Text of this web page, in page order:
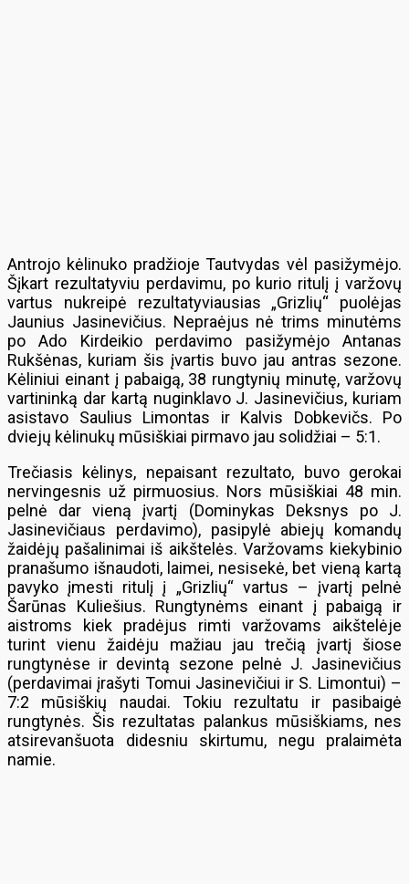
Antrojo kėlinuko pradžioje Tautvydas vėl pasižymėjo.
Šįkart rezultatyviu perdavimu, po kurio ritulį į varžovų
vartus nukreipė rezultatyviausias „Grizlių“ puolėjas
Jaunius Jasinevičius. Nepraėjus nė trims minutėms
po Ado Kirdeikio perdavimo pasižymėjo Antanas
Rukšėnas, kuriam šis įvartis buvo jau antras sezone.
Kėliniui einant į pabaigą, 38 rungtynių minutę, varžovų
vartininką dar kartą nuginklavo J. Jasinevičius, kuriam
asistavo Saulius Limontas ir Kalvis Dobkevičs. Po
dviejų kėlinukų mūsiškiai pirmavo jau solidžiai – 5:1.
Trečiasis kėlinys, nepaisant rezultato, buvo gerokai
nervingesnis už pirmuosius. Nors mūsiškiai 48 min.
pelnė dar vieną įvartį (Dominykas Deksnys po J.
Jasinevičiaus perdavimo), pasipylė abiejų komandų
žaidėjų pašalinimai iš aikštelės. Varžovams kiekybinio
pranašumo išnaudoti, laimei, nesisekė, bet vieną kartą
pavyko įmesti ritulį į „Grizlių“ vartus – įvartį pelnė
Šarūnas Kuliešius. Rungtynėms einant į pabaigą ir
aistroms kiek pradėjus rimti varžovams aikštelėje
turint vienu žaidėju mažiau jau trečią įvartį šiose
rungtynėse ir devintą sezone pelnė J. Jasinevičius
(perdavimai įrašyti Tomui Jasinevičiui ir S. Limontui) –
7:2 mūsiškių naudai. Tokiu rezultatu ir pasibaigė
rungtynės. Šis rezultatas palankus mūsiškiams, nes
atsirevanšuota didesniu skirtumu, negu pralaimėta
namie.